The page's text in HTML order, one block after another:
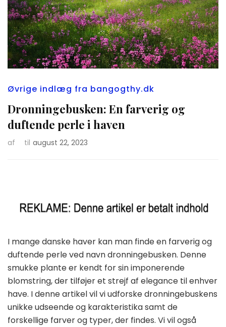
Øvrige indlæg fra bangogthy.dk
Dronningebusken: En farverig og
duftende perle i haven
af til august 22, 2023
I mange danske haver kan man finde en farverig og
duftende perle ved navn dronningebusken. Denne
smukke plante er kendt for sin imponerende
blomstring, der tilføjer et strejf af elegance til enhver
have. I denne artikel vil vi udforske dronningebuskens
unikke udseende og karakteristika samt de
forskellige farver og typer, der findes. Vi vil også